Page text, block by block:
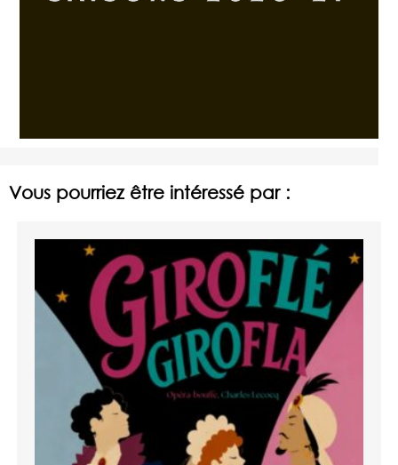
Vous pourriez être intéressé par :